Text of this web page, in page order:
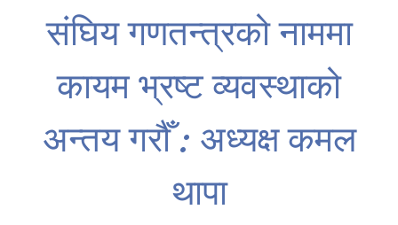
संघिय गणतन्त्रको नाममा
कायम भ्रष्ट व्यवस्थाको
अन्तय गरौँ : अध्यक्ष कमल
थापा